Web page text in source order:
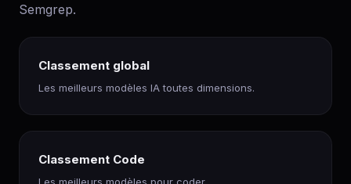
Semgrep.
Classement global
Les meilleurs modèles IA toutes dimensions.
Classement Code
Les meilleurs modèles pour coder.